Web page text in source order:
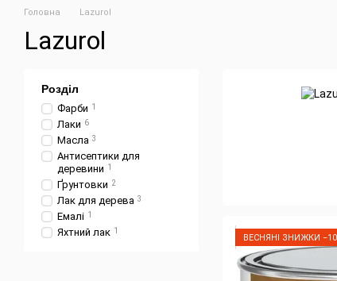
Головна Lazurol
Lazurol
ВЕСНЯНІ ЗНИЖКИ
Розділ
Фарби 1
Лаки 6
Масла 3
Антисептики для
деревини 1
Ґрунтовки 2
Лак для дерева 3
Емалі 1
Яхтний лак 1